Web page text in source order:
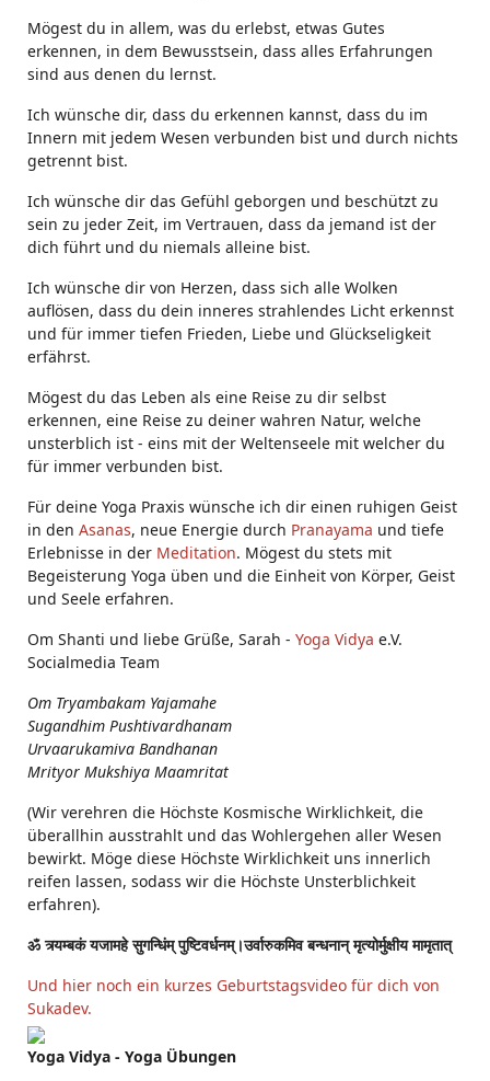
Mögest du in allem, was du erlebst, etwas Gutes
erkennen, in dem Bewusstsein, dass alles Erfahrungen
sind aus denen du lernst.
Ich wünsche dir, dass du erkennen kannst, dass du im
Innern mit jedem Wesen verbunden bist und durch nichts
getrennt bist.
Ich wünsche dir das Gefühl geborgen und beschützt zu
sein zu jeder Zeit, im Vertrauen, dass da jemand ist der
dich führt und du niemals alleine bist.
Ich wünsche dir von Herzen, dass sich alle Wolken
auflösen, dass du dein inneres strahlendes Licht erkennst
und für immer tiefen Frieden, Liebe und Glückseligkeit
erfährst.
Mögest du das Leben als eine Reise zu dir selbst
erkennen, eine Reise zu deiner wahren Natur, welche
unsterblich ist - eins mit der Weltenseele mit welcher du
für immer verbunden bist.
Für deine Yoga Praxis wünsche ich dir einen ruhigen Geist
in den Asanas, neue Energie durch Pranayama und tiefe
Erlebnisse in der Meditation. Mögest du stets mit
Begeisterung Yoga üben und die Einheit von Körper, Geist
und Seele erfahren.
Om Shanti und liebe Grüße, Sarah - Yoga Vidya e.V.
Socialmedia Team
Om Tryambakam Yajamahe
Sugandhim Pushtivardhanam
Urvaarukamiva Bandhanan
Mrityor Mukshiya Maamritat
(Wir verehren die Höchste Kosmische Wirklichkeit, die
überallhin ausstrahlt und das Wohlergehen aller Wesen
bewirkt. Möge diese Höchste Wirklichkeit uns innerlich
reifen lassen, sodass wir die Höchste Unsterblichkeit
erfahren).
ॐ त्र्यम्बकं यजामहे सुगन्धिंम् पुष्टिवर्धनम्।उर्वारुकमिव बन्धनान् मृत्योर्मुक्षीय मामृतात्
Und hier noch ein kurzes Geburtstagsvideo für dich von
Sukadev.
Yoga Vidya - Yoga Übungen